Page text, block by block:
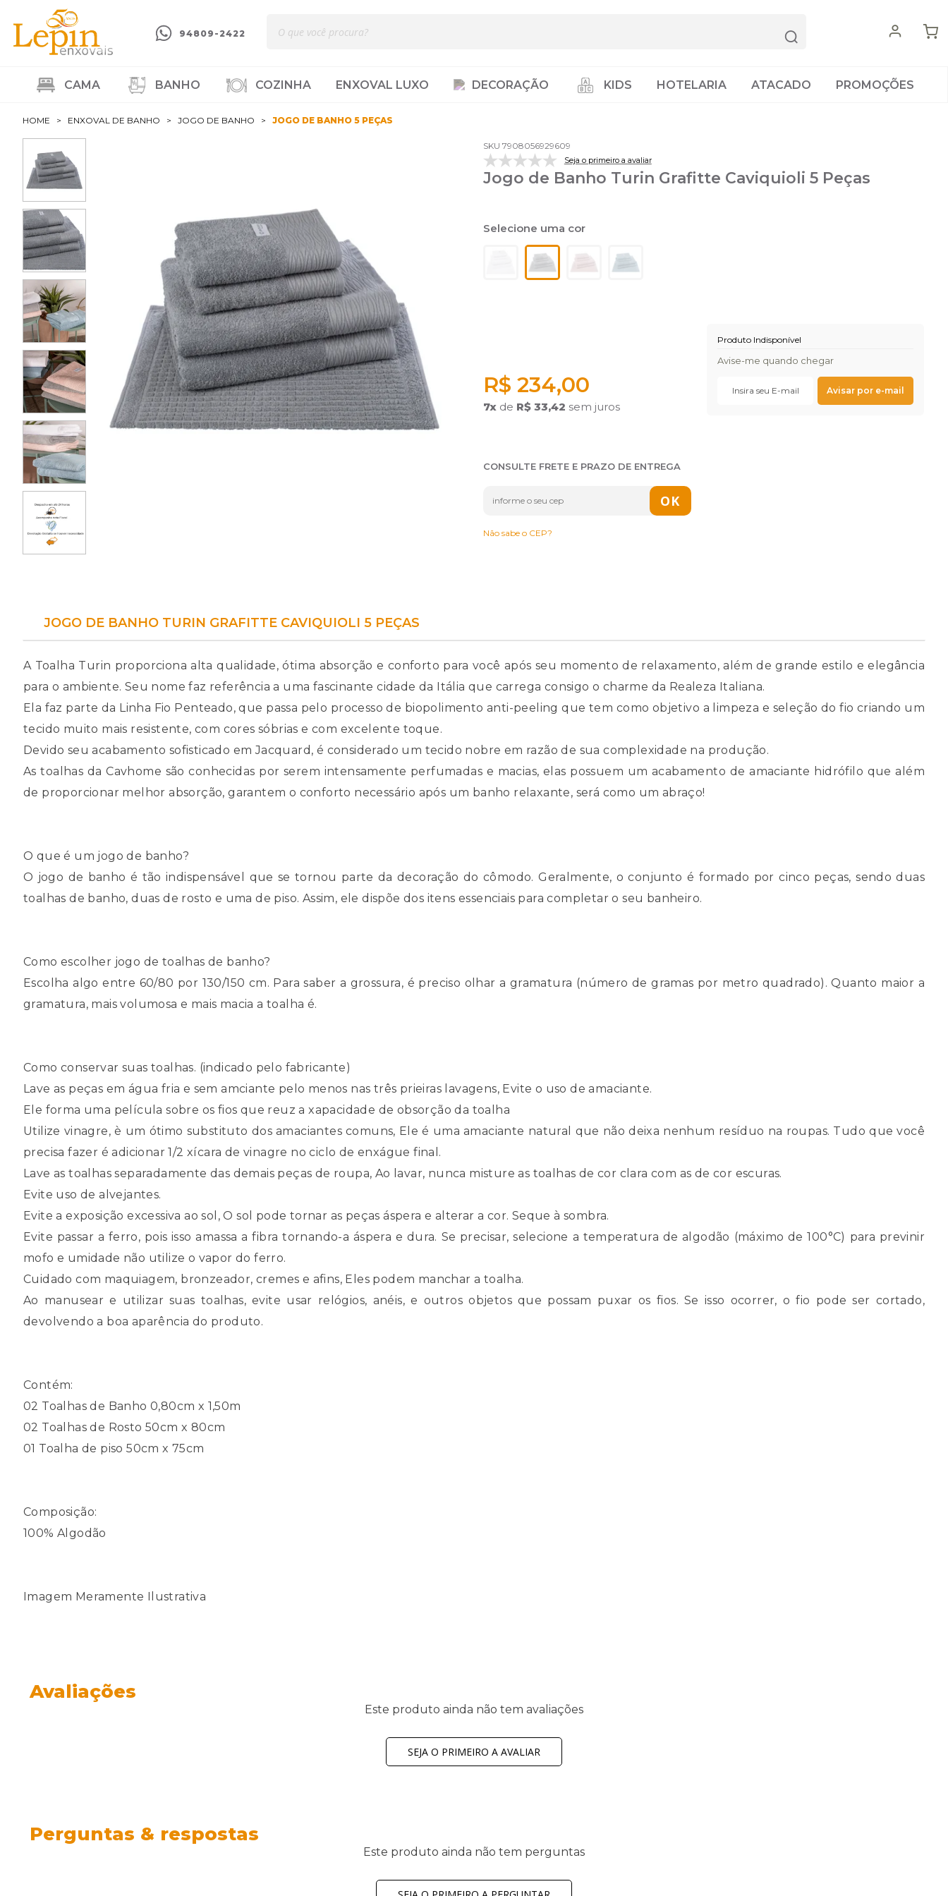
94809-2422
CAMA BANHO COZINHA ENXOVAL LUXO DECORAÇÃO KIDS HOTELARIA ATACADO PROMOÇÕES
HOME ENXOVAL DE BANHO JOGO DE BANHO JOGO DE BANHO 5 PEÇAS
SKU 7908056929609
Seja o primeiro a avaliar
Jogo de Banho Turin Grafitte Caviquioli 5 Peças
R$ 234,00
7x de R$ 33,42 sem juros
Produto Indisponível
Avise-me quando chegar
CONSULTE FRETE E PRAZO DE ENTREGA
Não sabe o CEP?
JOGO DE BANHO TURIN GRAFITTE CAVIQUIOLI 5 PEÇAS
A Toalha Turin proporciona alta qualidade, ótima absorção e conforto para você após seu momento de relaxamento, além de grande estilo e elegância
para o ambiente. Seu nome faz referência a uma fascinante cidade da Itália que carrega consigo o charme da Realeza Italiana.
Ela faz parte da Linha Fio Penteado, que passa pelo processo de biopolimento anti-peeling que tem como objetivo a limpeza e seleção do fio criando um
tecido muito mais resistente, com cores sóbrias e com excelente toque.
Devido seu acabamento sofisticado em Jacquard, é considerado um tecido nobre em razão de sua complexidade na produção.
As toalhas da Cavhome são conhecidas por serem intensamente perfumadas e macias, elas possuem um acabamento de amaciante hidrófilo que além
de proporcionar melhor absorção, garantem o conforto necessário após um banho relaxante, será como um abraço!
O que é um jogo de banho?
O jogo de banho é tão indispensável que se tornou parte da decoração do cômodo. Geralmente, o conjunto é formado por cinco peças, sendo duas
toalhas de banho, duas de rosto e uma de piso. Assim, ele dispõe dos itens essenciais para completar o seu banheiro.
Como escolher jogo de toalhas de banho?
Escolha algo entre 60/80 por 130/150 cm. Para saber a grossura, é preciso olhar a gramatura (número de gramas por metro quadrado). Quanto maior a
gramatura, mais volumosa e mais macia a toalha é.
Como conservar suas toalhas. (indicado pelo fabricante)
Lave as peças em água fria e sem amciante pelo menos nas três prieiras lavagens, Evite o uso de amaciante.
Ele forma uma película sobre os fios que reuz a xapacidade de obsorção da toalha
Utilize vinagre, è um ótimo substituto dos amaciantes comuns, Ele é uma amaciante natural que não deixa nenhum resíduo na roupas. Tudo que você
precisa fazer é adicionar 1/2 xícara de vinagre no ciclo de enxágue final.
Lave as toalhas separadamente das demais peças de roupa, Ao lavar, nunca misture as toalhas de cor clara com as de cor escuras.
Evite uso de alvejantes.
Evite a exposição excessiva ao sol, O sol pode tornar as peças áspera e alterar a cor. Seque à sombra.
Evite passar a ferro, pois isso amassa a fibra tornando-a áspera e dura. Se precisar, selecione a temperatura de algodão (máximo de 100°C) para previnir
mofo e umidade não utilize o vapor do ferro.
Cuidado com maquiagem, bronzeador, cremes e afins, Eles podem manchar a toalha.
Ao manusear e utilizar suas toalhas, evite usar relógios, anéis, e outros objetos que possam puxar os fios. Se isso ocorrer, o fio pode ser cortado,
devolvendo a boa aparência do produto.
Contém:
02 Toalhas de Banho 0,80cm x 1,50m
02 Toalhas de Rosto 50cm x 80cm
01 Toalha de piso 50cm x 75cm
Composição:
100% Algodão
Imagem Meramente Ilustrativa
Avaliações
Este produto ainda não tem avaliações
SEJA O PRIMEIRO A AVALIAR
Perguntas & respostas
Este produto ainda não tem perguntas